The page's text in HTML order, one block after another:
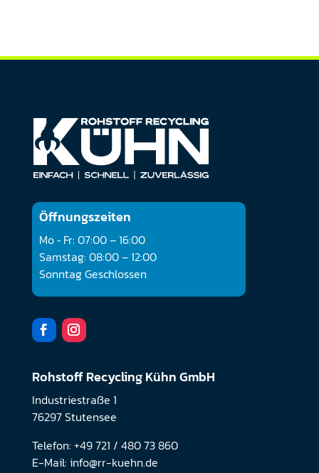
Öffnungszeiten
Mo ‐ Fr: 07:00 – 16:00
Samstag: 08:00 – 12:00
Sonntag Geschlossen
Rohstoff Recycling Kühn GmbH
Industriestraße 1
76297 Stutensee
Telefon: +49 721 / 480 73 860
E-Mail: info@rr-kuehn.de